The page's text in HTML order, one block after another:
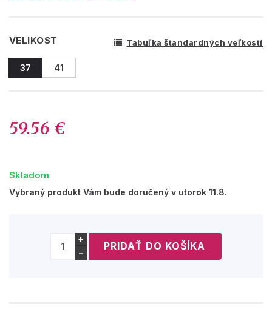
VELIKOST Tabuľka štandardných veľkostí
37 41
59.56 €
Skladom
Vybraný produkt Vám bude doručený v utorok 11.8.
+
−